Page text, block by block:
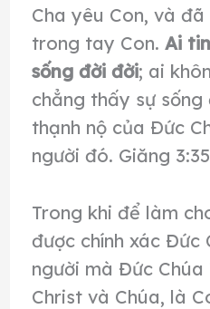
Cha yêu Con, và
trong tay Con. Ai
sống đời đời; ai
chẳng thấy sự sống
thạnh nộ của Ðức
người đó. Giăng
Trong khi để làm
được chính xác Đức
người mà Đức
Christ và Chúa, là